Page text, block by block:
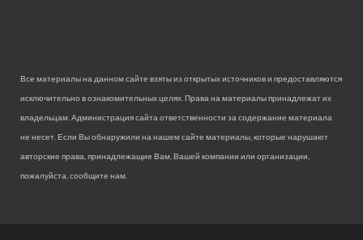
Все материалы на данном сайте взяты из открытых источников и предоставляются
исключительно в ознакомительных целях. Права на материалы принадлежат их
владельцам. Администрация сайта ответственности за содержание материала
не несет. Если Вы обнаружили на нашем сайте материалы, которые нарушают
авторские права, принадлежащие Вам, Вашей компании или организации,
пожалуйста, сообщите нам.